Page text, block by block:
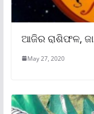
ଆଜିର ରାଶିଫଳ,
May 27, 2020